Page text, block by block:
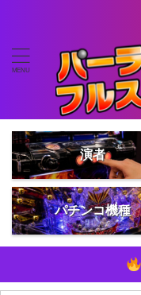
演者
パチンコ機種